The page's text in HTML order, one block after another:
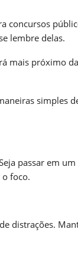
concursos
lembre delas.
mais próximo da
simples
passar em um
foco.
distrações.